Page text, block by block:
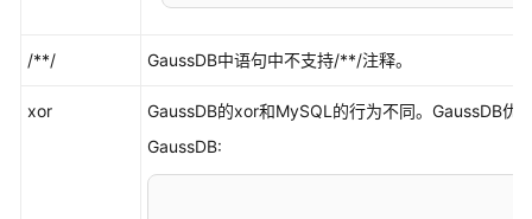
| Field | Type | Null | Key |
| c4
/**/ GaussDB中语句中不支持/**/注释。
xor
GaussDB的xor和MySQL的行为不同。GaussDB优
GaussDB: